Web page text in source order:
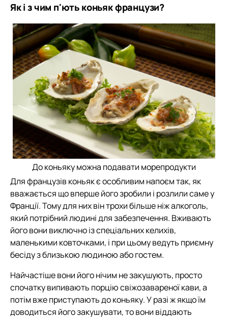
Як і з чим п'ють коньяк французи?
До коньяку можна подавати морепродукти
Для французів коньяк є особливим напоєм так, як
вважається що вперше його зробили і розлили саме у
Франції. Тому для них він трохи більше ніж алкоголь,
який потрібний людині для забезпечення. Вживають
його вони виключно із спеціальних келихів,
маленькими ковточками, і при цьому ведуть приємну
бесіду з близькою людиною або гостем.
Найчастіше вони його нічим не закушують, просто
спочатку випивають порцію свіжозавареної кави, а
потім вже приступають до коньяку. У разі ж якщо їм
доводиться його закушувати, то вони віддають